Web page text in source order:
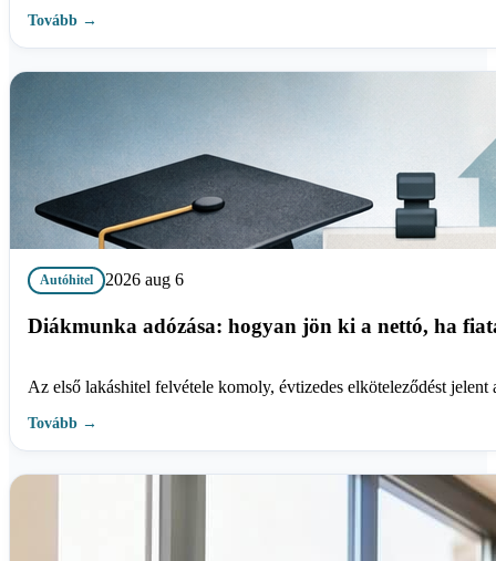
Tovább →
Autóhitel 2026 aug 6
Diákmunka adózása: hogyan jön ki a nettó, ha
Az első lakáshitel felvétele komoly, évtizedes elköteleződést jelent
Tovább →